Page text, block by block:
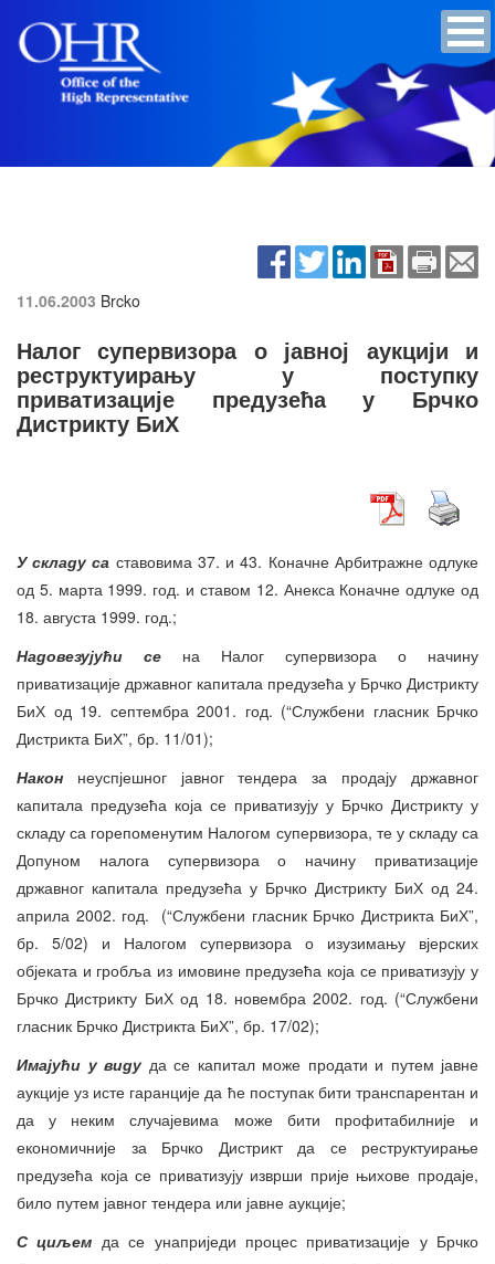
11.06.2003 Brcko
Налог супервизора о јавној аукцији и
реструктуирању у поступку
приватизације предузећа у Брчко
Дистрикту БиХ
У складу са ставовима 37. и 43. Коначне Арбитражне одлуке
од 5. марта 1999. год. и ставом 12. Анекса Коначне одлуке од
18. августа 1999. год.;
Надовезујући се на Налог супервизора о начину
приватизације државног капитала предузећа у Брчко Дистрикту
БиХ од 19. септембра 2001. год. (“Службени гласник Брчко
Дистрикта БиХ”, бр. 11/01);
Након неуспјешног јавног тендера за продају државног
капитала предузећа која се приватизују у Брчко Дистрикту у
складу са горепоменутим Налогом супервизора, те у складу са
Допуном налога супервизора о начину приватизације
државног капитала предузећа у Брчко Дистрикту БиХ од 24.
априла 2002. год. (“Службени гласник Брчко Дистрикта БиХ”,
бр. 5/02) и Налогом супервизора о изузимању вјерских
објеката и гробља из имовине предузећа која се приватизују у
Брчко Дистрикту БиХ од 18. новембра 2002. год. (“Службени
гласник Брчко Дистрикта БиХ”, бр. 17/02);
Имајући у виду да се капитал може продати и путем јавне
аукције уз исте гаранције да ће поступак бити транспарентан и
да у неким случајевима може бити профитабилније и
економичније за Брчко Дистрикт да се реструктуирање
предузећа која се приватизују изврши прије њихове продаје,
било путем јавног тендера или јавне аукције;
С циљем да се унаприједи процес приватизације у Брчко